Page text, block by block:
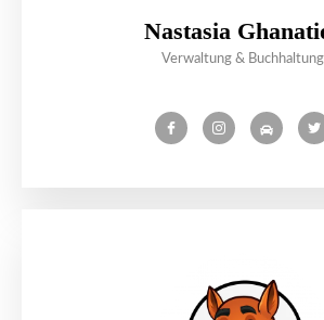
Nastasia
Verwaltung & Buchhaltung